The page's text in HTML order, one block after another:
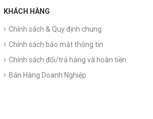
KHÁCH HÀNG
Chính sách & Quy định chung
Chính sách bảo mật thông tin
Chính sách đổi/trả hàng và hoàn tiền
Bán Hàng Doanh Nghiệp